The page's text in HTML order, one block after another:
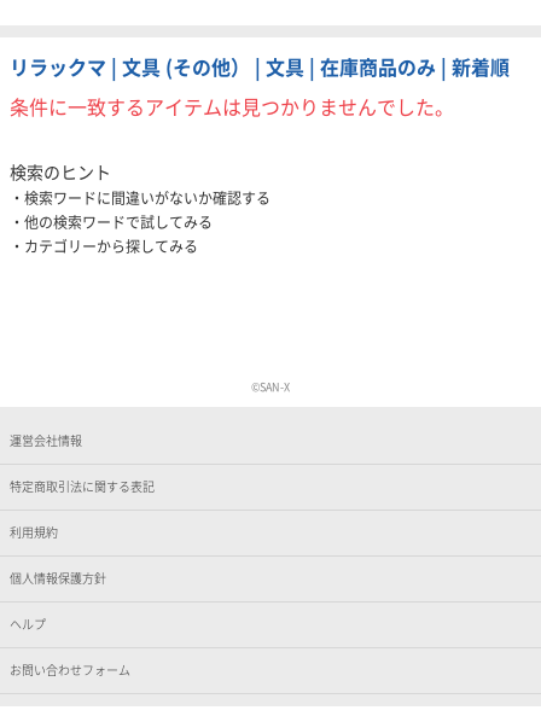
リラックマ | 文具 (その他） | 文具 | 在庫商品のみ | 新着順
条件に一致するアイテムは見つかりませんでした。
検索のヒント
検索ワードに間違いがないか確認する
他の検索ワードで試してみる
カテゴリーから探してみる
©SAN-X
運営会社情報
特定商取引法に関する表記
利用規約
個人情報保護方針
ヘルプ
お問い合わせフォーム